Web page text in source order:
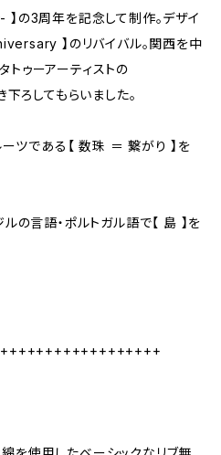
の3周年を記念して制作。デザイ
】のリバイバル。関西を中
トゥーアーティストの
ろしてもらいました。
ツである【 数珠 ＝ 繋がり 】を
の言語・ポルトガル語で【 島 】を